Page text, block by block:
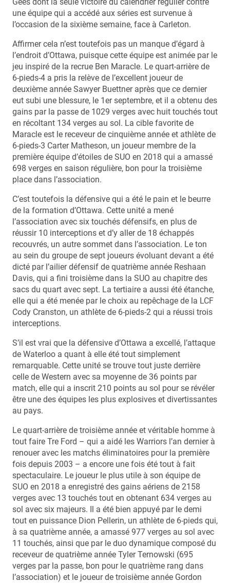
Gees dont la seule victoire du calendrier régulier contre
une équipe qui a accédé aux séries est survenue à
l’occasion de la sixième semaine, face à Carleton.
Affirmer cela n’est toutefois pas un manque d’égard à
l’endroit d’Ottawa, puisque cette équipe est animée par le
jeu inspiré de la recrue Ben Maracle. Le quart-arrière de
6-pieds-4 a pris la relève de l’excellent joueur de
deuxième année Sawyer Buettner après que ce dernier
eut subi une blessure, le 1er septembre, et il a obtenu des
gains par la passe de 1029 verges avec huit touchés tout
en récoltant 134 verges au sol. La cible favorite de
Maracle est le receveur de cinquième année et athlète de
6-pieds-3 Carter Matheson, un joueur membre de la
première équipe d’étoiles de SUO en 2018 qui a amassé
698 verges en saison régulière, bon pour la troisième
place dans l’association.
C’est toutefois la défensive qui a été le pain et le beurre
de la formation d’Ottawa. Cette unité a mené
l’association avec six touchés défensifs, en plus de
réussir 10 interceptions et d’y aller de 18 échappés
recouvrés, un autre sommet dans l’association. Le ton
au sein du groupe de sept joueurs évoluant devant a été
dicté par l’ailier défensif de quatrième année Reshaan
Davis, qui a fini troisième dans la SUO au chapitre des
sacs du quart avec sept. La tertiaire a aussi été étanche,
elle qui a été menée par le choix au repêchage de la LCF
Cody Cranston, un athlète de 6-pieds-2 qui a réussi trois
interceptions.
S’il est vrai que la défensive d’Ottawa a excellé, l’attaque
de Waterloo a quant à elle été tout simplement
remarquable. Cette unité se trouve tout juste derrière
celle de Western avec sa moyenne de 36 points par
match, elle qui a inscrit 210 points au sol pour se révéler
être une des équipes les plus explosives et divertissantes
au pays.
Le quart-arrière de troisième année et véritable homme à
tout faire Tre Ford – qui a aidé les Warriors l’an dernier à
renouer avec les matchs éliminatoires pour la première
fois depuis 2003 – a encore une fois été tout à fait
spectaculaire. Le joueur le plus utile à son équipe de
SUO en 2018 a enregistré des gains aériens de 2158
verges avec 13 touchés tout en obtenant 634 verges au
sol avec six majeurs. Il a été bien appuyé par le demi
tout en puissance Dion Pellerin, un athlète de 6-pieds qui,
à sa quatrième année, a amassé 977 verges au sol avec
11 touchés, ainsi que par le duo dynamique composé du
receveur de quatrième année Tyler Ternowski (695
verges par la passe, bon pour le quatrième rang dans
l’association) et le joueur de troisième année Gordon